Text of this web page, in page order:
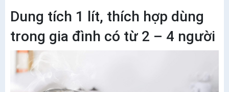
Dung tích 1 lít, thích hợp dùng
trong gia đình có từ 2 – 4 người